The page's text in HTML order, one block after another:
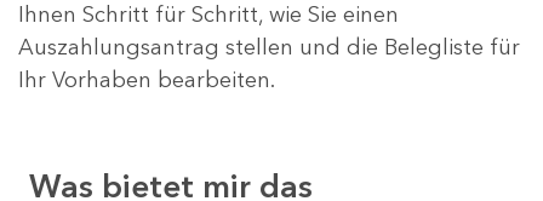
Ihnen Schritt für Schritt, wie Sie einen
Auszahlungsantrag stellen und die Belegliste für
Ihr Vorhaben bearbeiten.
Was bietet mir das